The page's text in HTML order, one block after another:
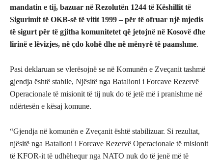
mandatin e tij, bazuar në Rezolutën 1244 të Këshillit të
Sigurimit të OKB-së të vitit 1999 – për të ofruar një mjedis
të sigurt për të gjitha komunitetet që jetojnë në Kosovë dhe
lirinë e lëvizjes, në çdo kohë dhe në mënyrë të paanshme.
Pasi deklaruan se vlerësojnë se në Komunën e Zveçanit tashmë
gjendja është stabile, Njësitë nga Batalioni i Forcave Rezervë
Operacionale të misionit të tij nuk do të jetë më i pranishme në
ndërtesën e kësaj komune.
“Gjendja në komunën e Zveçanit është stabilizuar. Si rezultat,
njësitë nga Batalioni i Forcave Rezervë Operacionale të misionit
të KFOR-it të udhëhequr nga NATO nuk do të jenë më të